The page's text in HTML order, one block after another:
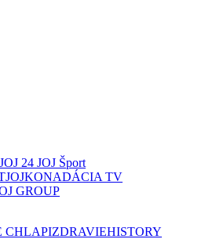
JOJ 24 JOJ Šport
JOJKONADÁCIA TV
GROUP
CHLAPIZDRAVIEHISTORY